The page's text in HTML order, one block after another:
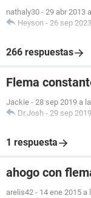
nathaly30 - 29 abr 2013
Heyson - 26 sep
266 respuestas
Flema
Jackie - 28 sep 2019 a
Dr.Josh - 29 sep
1 respuesta
ahogo con
arelis42 - 14 ene 2015 a